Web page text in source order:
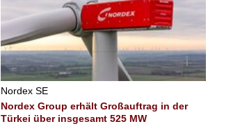
Nordex SE
Nordex Group erhält Großauftrag in der
Türkei über insgesamt 525 MW